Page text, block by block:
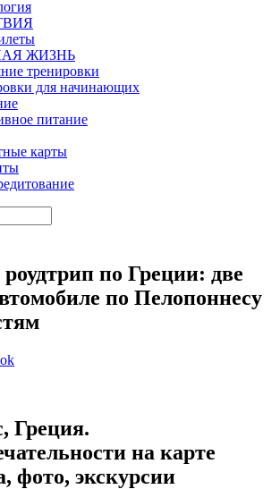
ЖИЗНЬ
тренировки
для начинающих
питание
карты
по Греции: две
по Пелопоннесу
Греция.
на карте
фото, экскурсии